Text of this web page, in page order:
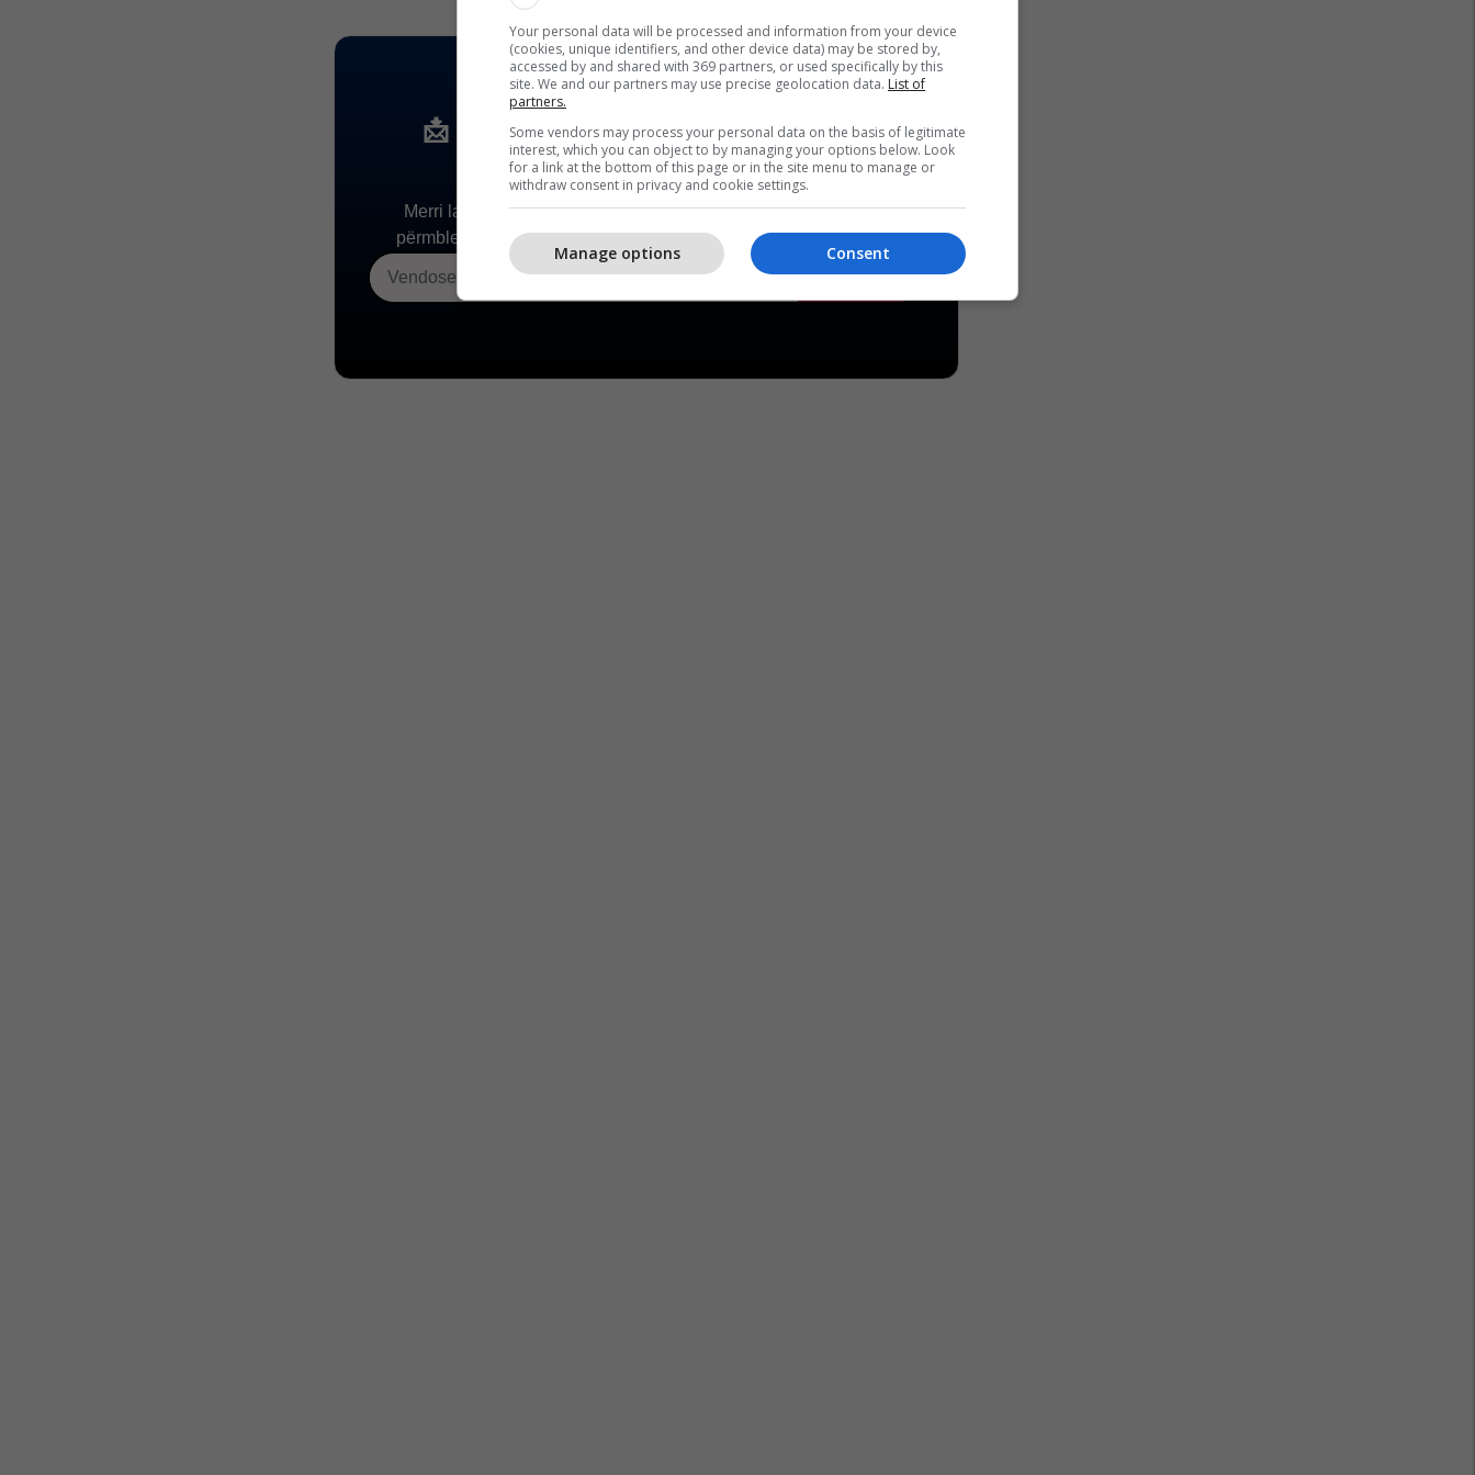
Your personal data will be processed and information from your device
(cookies, unique identifiers, and other device data) may be stored by,
accessed by and shared with 369 partners, or used specifically by this
site. We and our partners may use precise geolocation data. List of
partners.
Some vendors may process your personal data on the basis of legitimate
interest, which you can object to by managing your options below. Look
for a link at the bottom of this page or in the site menu to manage or
withdraw consent in privacy and cookie settings.
Consent
Manage options